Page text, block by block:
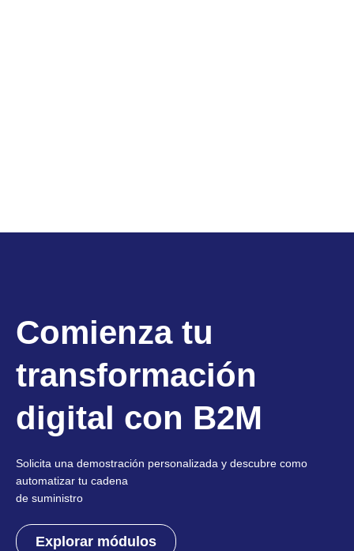
Comienza tu
transformación
digital con B2M
Solicita una demostración personalizada y descubre como
automatizar tu cadena
de suministro
Explorar módulos